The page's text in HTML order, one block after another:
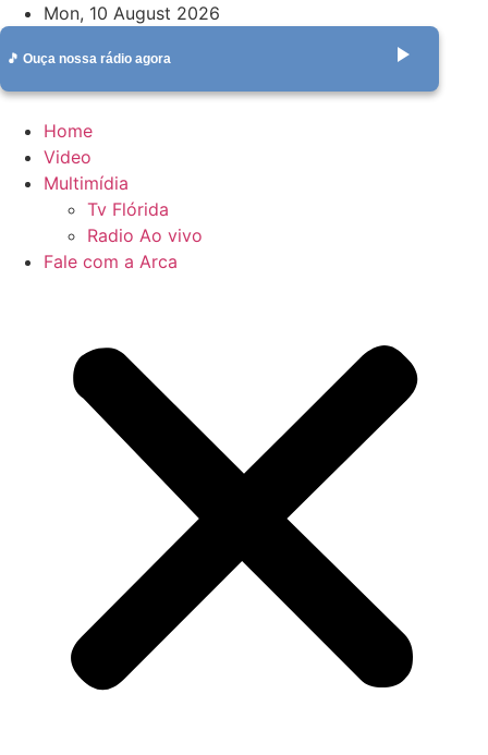
Skip
to
content
Mon, 10 August 2026
🎵 Ouça nossa rádio agora play_arrow
Home
Video
Multimídia
Tv Flórida
Radio Ao vivo
Fale com a Arca